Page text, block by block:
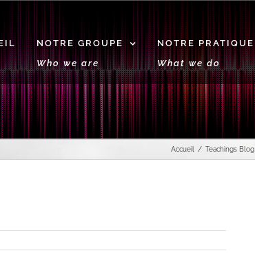
NOTRE GROUPE
Who we are
NOTRE PRATIQUE
What we do
Accueil Teachings Blog